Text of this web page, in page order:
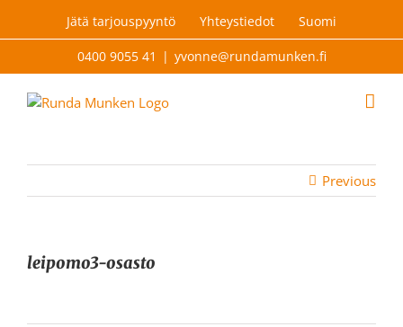
Jätä tarjouspyyntö Yhteystiedot Suomi
0400 9055 41 | yvonne@rundamunken.fi
Previous
leipomo3-osasto